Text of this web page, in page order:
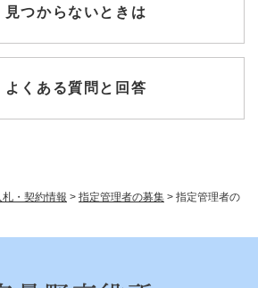
札・契約情報 > 指定管理者の募集 > 指定管理者の
見つからないときは
よくある質問と回答